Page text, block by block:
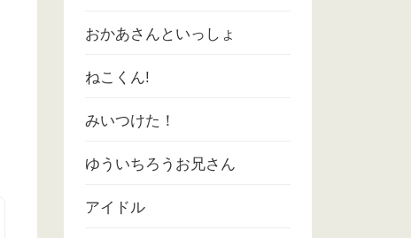
おかあさんといっしょ
ねこくん!
みいつけた！
ゆういちろうお兄さん
アイドル